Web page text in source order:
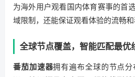
为海外用户观看国内体育赛事的首
域限制，还能保证观看体验的流畅和
全球节点覆盖，智能匹配最优
番茄加速器拥有遍布全球的节点